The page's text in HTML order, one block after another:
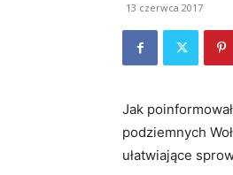
13 czerwca 2017
Jak
podziemnych
ułatwiające